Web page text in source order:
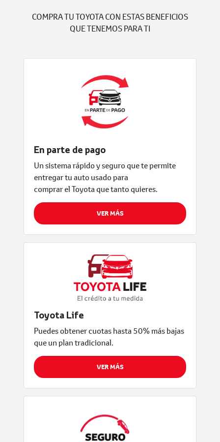
BENEFICIOS TOYOTA
QUE TENEMOS PARA TI
En parte de pago
Un sistema rápido y seguro que te permite
entregar tu auto usado para
comprar el Toyota que tanto quieres.
VER MÁS
Toyota Life
Puedes obtener cuotas hasta 50% más bajas
que un plan tradicional.
VER MÁS